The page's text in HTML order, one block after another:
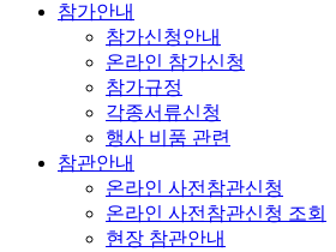
참가안내
참가신청안내
온라인 참가신청
참가규정
각종서류신청
행사 비품 관련
참관안내
온라인 사전참관신청
온라인 사전참관신청 조회
현장 참관안내